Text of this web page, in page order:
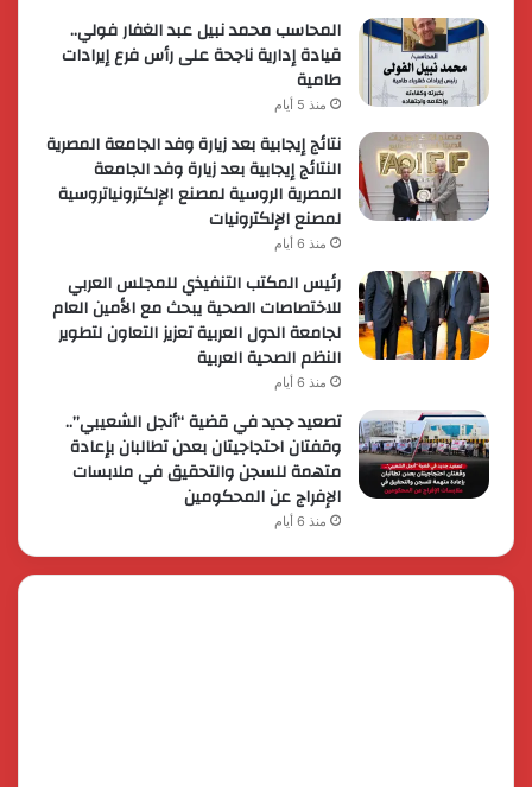
المحاسب محمد نبيل عبد الغفار فولي..
قيادة إدارية ناجحة على رأس فرع إيرادات
طامية
منذ 5 أيام
نتائج إيجابية بعد زيارة وفد الجامعة المصرية
النتائج إيجابية بعد زيارة وفد الجامعة
المصرية الروسية لمصنع الإلكترونياتروسية
لمصنع الإلكترونيات
منذ 6 أيام
رئيس المكتب التنفيذي للمجلس العربي
للاختصاصات الصحية يبحث مع الأمين العام
لجامعة الدول العربية تعزيز التعاون لتطوير
النظم الصحية العربية
منذ 6 أيام
تصعيد جديد في قضية “أنجل الشعيبي”..
وقفتان احتجاجيتان بعدن تطالبان بإعادة
متهمة للسجن والتحقيق في ملابسات
الإفراج عن المحكومين
منذ 6 أيام